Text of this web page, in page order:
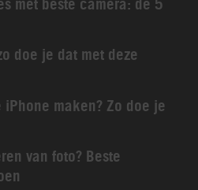
met beste camera: de 5
doe je dat met deze
maken? Zo doe je
van foto? Beste